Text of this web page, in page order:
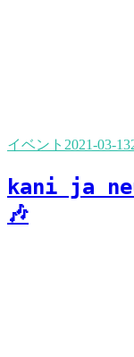
イベント 2021-03-13
kani ja
🎶